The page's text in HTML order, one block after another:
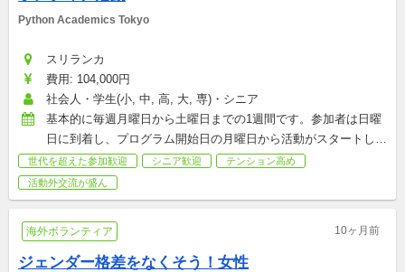
Python Academics Tokyo
スリランカ
費用: 104,000円
社会人・学生(小, 中, 高, 大, 専)・シニア
基本的に毎週月曜日から土曜日までの1週間です。参加者は日曜
日に到着し、プログラム開始日の月曜日から活動がスタートしま
す。  申し込みはお早めに行うことをおすすめしますが、通常は
プログラム開始日の少なくとも4～6週間前までに申し込むと安
心です。プログラムは毎週始まり、年間を通して参加可能ですの
世代を超えた参加歓迎 シニア歓迎
テンション高め
活動外交流が盛ん
海外ボランティア 10ヶ月前
ジェンダー格差をなくそう！女性